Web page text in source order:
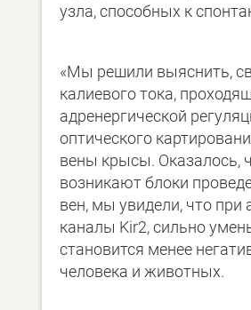
узла, способных к
«Мы решили выяснить,
калиевого тока,
адренергической
оптического
вены крысы. Оказалось,
возникают блоки
вен, мы увидели, что при
каналы Kir2, сильно
становится менее
человека и животных.